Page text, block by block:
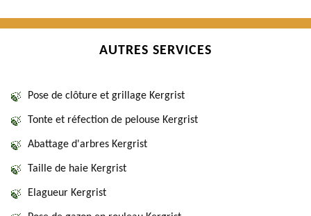
AUTRES SERVICES
Pose de clôture et grillage Kergrist
Tonte et réfection de pelouse Kergrist
Abattage d'arbres Kergrist
Taille de haie Kergrist
Elagueur Kergrist